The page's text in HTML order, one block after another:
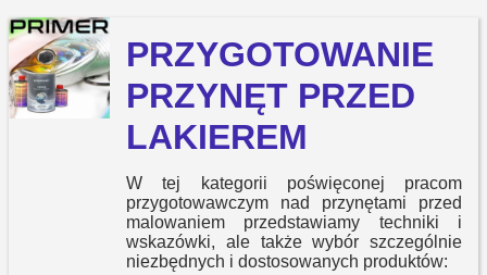
PRZYGOTOWANIE
PRZYNĘT PRZED
LAKIEREM
W tej kategorii poświęconej pracom
przygotowawczym nad przynętami przed
malowaniem przedstawiamy techniki i
wskazówki, ale także wybór szczególnie
niezbędnych i dostosowanych produktów: